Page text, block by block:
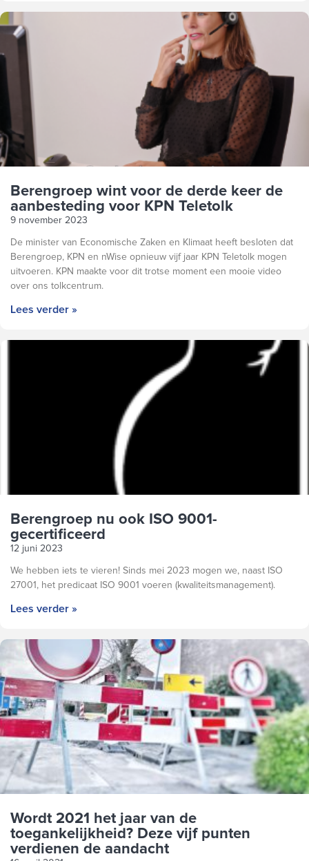
Berengroep wint voor de derde keer de
aanbesteding voor KPN Teletolk
9 november 2023
De minister van Economische Zaken en Klimaat heeft besloten dat
Berengroep, KPN en nWise opnieuw vijf jaar KPN Teletolk mogen
uitvoeren. KPN maakte voor dit trotse moment een mooie video
over ons tolkcentrum.
Lees verder »
Berengroep nu ook ISO 9001-
gecertificeerd
12 juni 2023
We hebben iets te vieren! Sinds mei 2023 mogen we, naast ISO
27001, het predicaat ISO 9001 voeren (kwaliteitsmanagement).
Lees verder »
Wordt 2021 het jaar van de
toegankelijkheid? Deze vijf punten
verdienen de aandacht